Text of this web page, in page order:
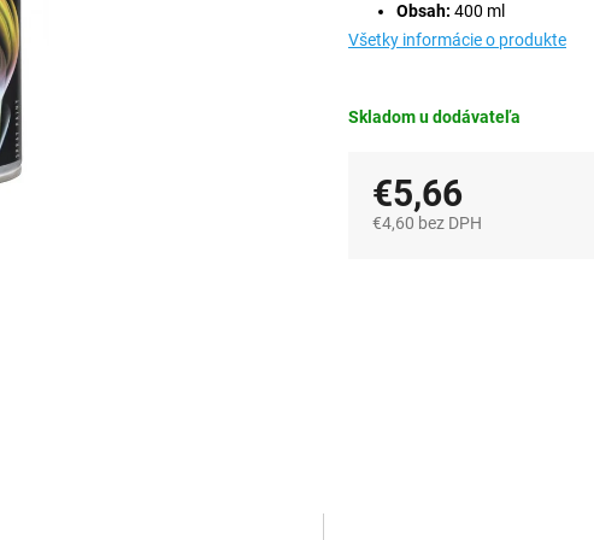
Skladom u dodávateľa
Obsah: 400 ml
Všetky informácie o produkte
€5,66
€4,60 bez DPH